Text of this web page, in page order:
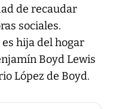
de recaudar
sociales.
hija del hogar
Boyd Lewis
López de Boyd.